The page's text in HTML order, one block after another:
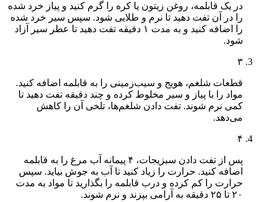
در یک قابلمه، روغن زیتون یا کره را گرم کنید و پیاز خرد شده
را در آن تفت دهید تا نرم و طلایی شود. سپس سیر خرد شده
را اضافه کنید و به مدت ۱ دقیقه تفت دهید تا عطر سیر آزاد
قطعات شلغم، هویج و سیب‌زمینی را به قابلمه اضافه کنید.
مواد را با پیاز و سیر مخلوط کرده و چند دقیقه تفت دهید تا
کمی نرم شوند. تفت دادن شلغم‌ها، تلخی آن را کاهش
پس از تفت دادن سبزیجات، ۴ پیمانه آب مرغ را به قابلمه
اضافه کنید. حرارت را زیاد کنید تا آب به جوش بیاید. سپس
حرارت را کم کرده و درب قابلمه را بگذارید تا مواد به مدت